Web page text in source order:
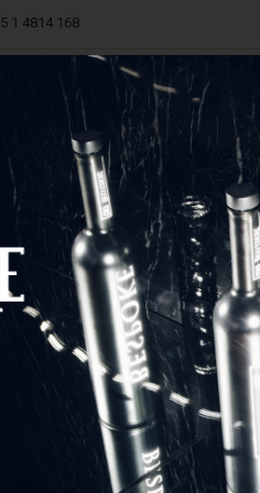
1 4814 168
ŽESTOKA PIĆA ČAŠE I
10 YO
Ujedinjeno Kraljevstvo